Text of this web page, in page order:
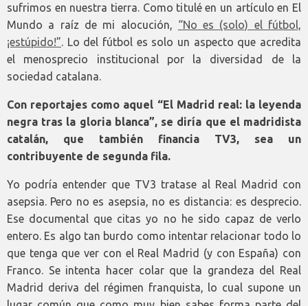
sufrimos en nuestra tierra. Como titulé en un artículo en El
Mundo a raíz de mi alocución, “No es (solo) el fútbol,
¡estúpido!” . Lo del fútbol es solo un aspecto que acredita
el menosprecio institucional por la diversidad de la
sociedad catalana.
Con reportajes como aquel “El Madrid real: la leyenda
negra tras la gloria blanca”, se diría que el madridista
catalán, que también financia TV3, sea un
contribuyente de segunda fila.
Yo podría entender que TV3 tratase al Real Madrid con
asepsia. Pero no es asepsia, no es distancia: es desprecio.
Ese documental que citas yo no he sido capaz de verlo
entero. Es algo tan burdo como intentar relacionar todo lo
que tenga que ver con el Real Madrid (y con España) con
Franco. Se intenta hacer colar que la grandeza del Real
Madrid deriva del régimen franquista, lo cual supone un